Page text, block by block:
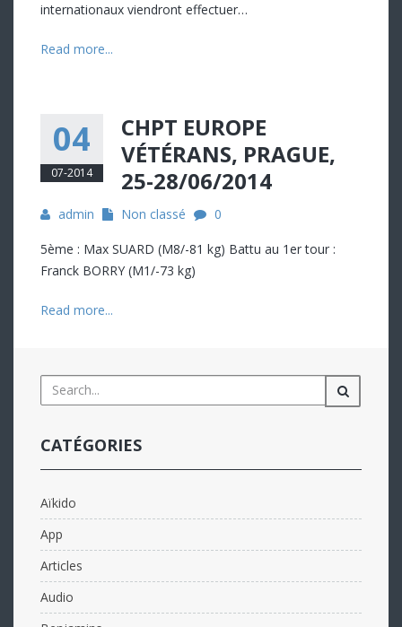
internationaux viendront effectuer…
Read more...
04
07-2014
CHPT EUROPE
VÉTÉRANS, PRAGUE,
25-28/06/2014
admin Non classé 0
5ème : Max SUARD (M8/-81 kg) Battu au 1er tour :
Franck BORRY (M1/-73 kg)
Read more...
CATÉGORIES
Aïkido
App
Articles
Audio